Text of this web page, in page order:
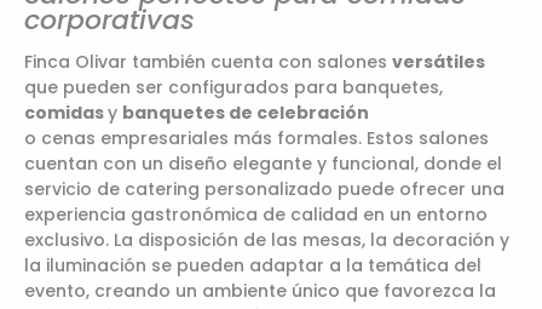
corporativas
Finca Olivar también cuenta con salones versátiles
que pueden ser configurados para banquetes,
comidasy banquetes de celebración
o cenas empresariales más formales. Estos salones
cuentan con un diseño elegante y funcional, donde el
servicio de catering personalizado puede ofrecer una
experiencia gastronómica de calidad en un entorno
exclusivo. La disposición de las mesas, la decoración y
la iluminación se pueden adaptar a la temática del
evento, creando un ambiente único que favorezca la